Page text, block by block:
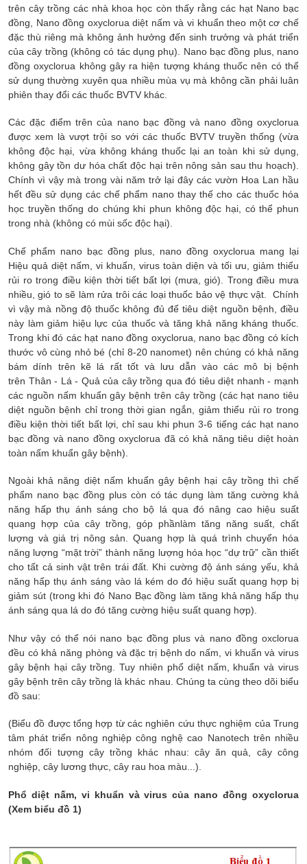
trên cây trồng các nhà khoa học còn thấy rằng các hạt Nano bạc
đồng, Nano đồng oxyclorua diệt nấm và vi khuẩn theo một cơ chế
đặc thù riêng mà không ảnh hưởng đến sinh trưởng và phát triển
của cây trồng (không có tác dụng phụ). Nano bạc đồng plus, nano
đồng oxyclorua không gây ra hiện tượng kháng thuốc nên có thể
sử dụng thường xuyên qua nhiều mùa vụ mà không cần phải luân
phiên thay đổi các thuốc BVTV khác.
Các đặc điểm trên của nano bạc đồng và nano đồng oxyclorua
được xem là vượt trội so với các thuốc BVTV truyền thống (vừa
không độc hại, vừa không kháng thuốc lại an toàn khi sử dụng,
không gây tồn dư hóa chất độc hại trên nông sản sau thu hoạch).
Chính vì vậy mà trong vài năm trở lại đây các vườn Hoa Lan hầu
hết đều sử dụng các chế phẩm nano thay thế cho các thuốc hóa
học truyền thống do chúng khi phun không độc hại, có thể phun
trong nhà (không có mùi sốc độc hại).
Chế phẩm nano bạc đồng plus, nano đồng oxyclorua mang lại
Hiệu quả diệt nấm, vi khuẩn, virus toàn diện và tối ưu, giảm thiểu
rủi ro trong điều kiện thời tiết bất lợi (mưa, gió). Trong điều mưa
nhiều, gió to sẽ làm rửa trôi các loại thuốc bảo vệ thực vật. Chính
vì vậy mà nồng độ thuốc không đủ để tiêu diệt nguồn bệnh, điều
này làm giảm hiệu lực của thuốc và tăng khả năng kháng thuốc.
Trong khi đó các hạt nano đồng oxyclorua, nano bạc đồng có kích
thước vô cùng nhỏ bé (chỉ 8-20 nanomet) nên chúng có khả năng
bám dính trên kẽ lá rất tốt và lưu dẫn vào các mô bị bệnh
trên Thân - Lá - Quả của cây trồng qua đó tiêu diệt nhanh - mạnh
các nguồn nấm khuẩn gây bệnh trên cây trồng (các hạt nano tiêu
diệt nguồn bệnh chỉ trong thời gian ngắn, giảm thiểu rủi ro trong
điều kiện thời tiết bất lợi, chỉ sau khi phun 3-6 tiếng các hạt nano
bạc đồng và nano đồng oxyclorua đã có khả năng tiêu diệt hoàn
toàn nấm khuẩn gây bệnh).
Ngoài khả năng diệt nấm khuẩn gây bệnh hại cây trồng thì chế
phẩm nano bạc đồng plus còn có tác dụng làm tăng cường khả
năng hấp thụ ánh sáng cho bộ lá qua đó nâng cao hiệu suất
quang hợp của cây trồng, góp phầnlàm tăng năng suất, chất
lượng và giá trị nông sản. Quang hợp là quá trình chuyển hóa
năng lượng “mặt trời” thành năng lượng hóa học “dự trữ” cần thiết
cho tất cả sinh vật trên trái đất. Khi cường độ ánh sáng yếu, khả
năng hấp thụ ánh sáng vào lá kém do đó hiệu suất quang hợp bị
giảm sút (trong khi đó Nano Bạc đồng làm tăng khả năng hấp thụ
ánh sáng qua lá do đó tăng cường hiệu suất quang hợp).
Như vậy có thể nói nano bạc đồng plus và nano đồng oxclorua
đều có khả năng phòng và đặc trị bệnh do nấm, vi khuẩn và virus
gây bệnh hại cây trồng. Tuy nhiên phổ diệt nấm, khuẩn và virus
gây bệnh trên cây trồng là khác nhau. Chúng ta cùng theo dõi biểu
đồ sau:
(Biểu đồ được tổng hợp từ các nghiên cứu thực nghiệm của Trung
tâm phát triển nông nghiệp công nghệ cao Nanotech trên nhiều
nhóm đối tượng cây trồng khác nhau: cây ăn quả, cây công
nghiệp, cây lương thực, cây rau hoa màu...).
Phổ diệt nấm, vi khuẩn và virus của nano đồng oxyclorua
(Xem biểu đồ 1)